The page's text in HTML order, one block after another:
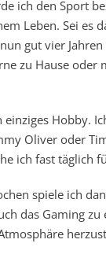
ich den Sport
Leben. Sei es
gut vier
zu Hause
Hobby.
Oliver oder
ich fast täglich
spiele ich
das Gaming